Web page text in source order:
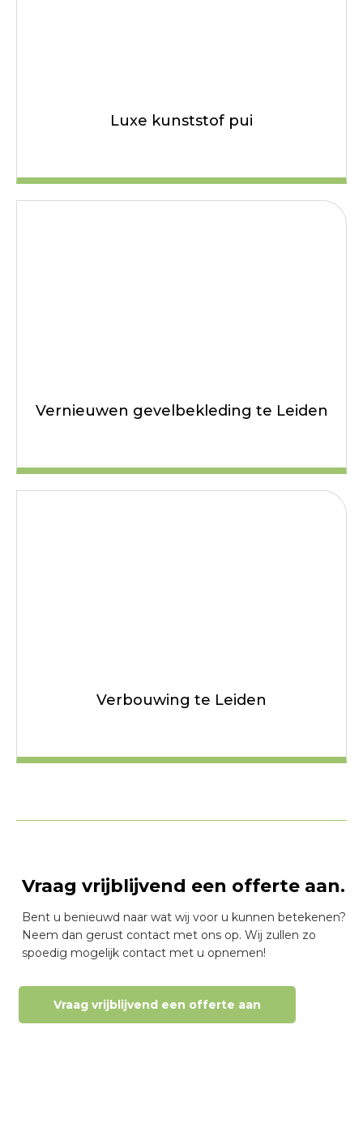
Luxe kunststof pui
Vernieuwen gevelbekleding te Leiden
Verbouwing te Leiden
Vraag vrijblijvend een offerte aan.
Bent u benieuwd naar wat wij voor u kunnen betekenen?
Neem dan gerust contact met ons op. Wij zullen zo
spoedig mogelijk contact met u opnemen!
Vraag vrijblijvend een offerte aan